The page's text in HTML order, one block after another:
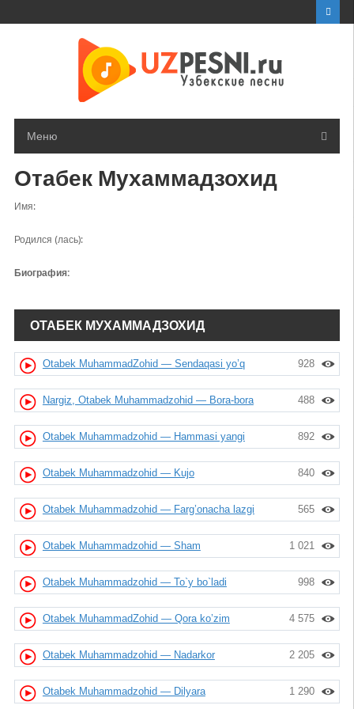
Меню
Отабек Мухаммадзохид
Имя:
Родился (лась):
Биография:
ОТАБЕК МУХАММАДЗОХИД
928
Otabek MuhammadZohid — Sendaqasi yo’q
488
Nargiz, Otabek Muhammadzohid — Bora-bora
892
Otabek Muhammadzohid — Hammasi yangi
840
Otabek Muhammadzohid — Kujo
565
Otabek Muhammadzohid — Farg’onacha lazgi
1 021
Otabek Muhammadzohid — Sham
998
Otabek Muhammadzohid — To`y bo`ladi
4 575
Otabek MuhammadZohid — Qora ko’zim
2 205
Otabek Muhammadzohid — Nadarkor
1 290
Otabek Muhammadzohid — Dilyara